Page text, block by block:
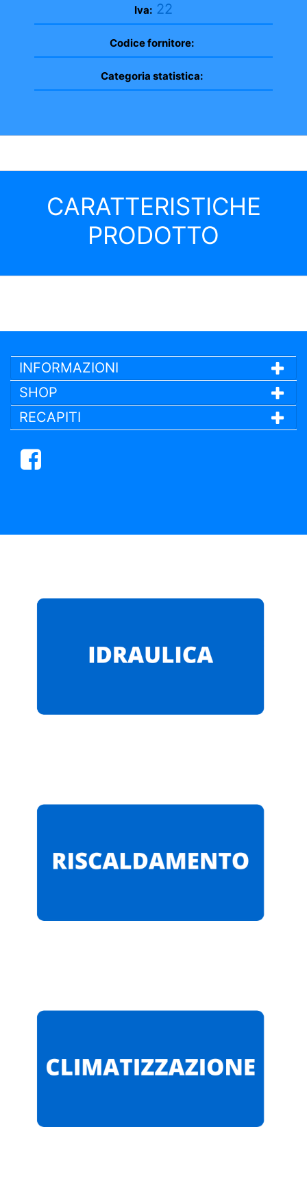
Iva: 22
Codice fornitore:
Categoria statistica:
CARATTERISTICHE
PRODOTTO
INFORMAZIONI
SHOP
RECAPITI
Facebook